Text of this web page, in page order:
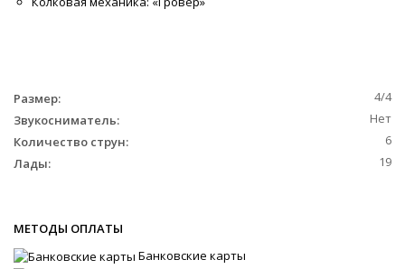
Размер:
4/4
Звукосниматель:
Нет
Количество струн:
6
Лады:
19
МЕТОДЫ ОПЛАТЫ
Банковские карты